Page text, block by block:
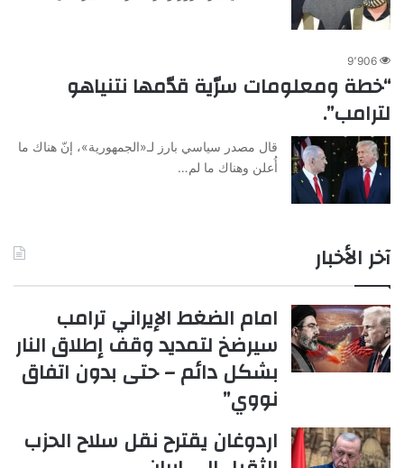
9٬906
“خطة ومعلومات سرّية قدّمها نتنياهو
لترامب”.
قال مصدر سياسي بارز لـ«الجمهورية»، إنّ هناك ما
أُعلن وهناك ما لم…
آخر الأخبار
امام الضغط الإيراني ترامب
سيرضخ لتمديد وقف إطلاق النار
بشكل دائم – حتى بدون اتفاق
نووي”
اردوغان يقترح نقل سلاح الحزب